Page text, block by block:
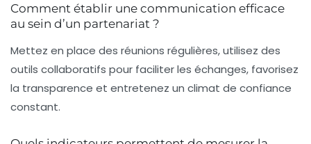
Comment établir une communication efficace
au sein d’un partenariat ?
Mettez en place des réunions régulières, utilisez des
outils collaboratifs pour faciliter les échanges, favorisez
la transparence et entretenez un climat de confiance
constant.